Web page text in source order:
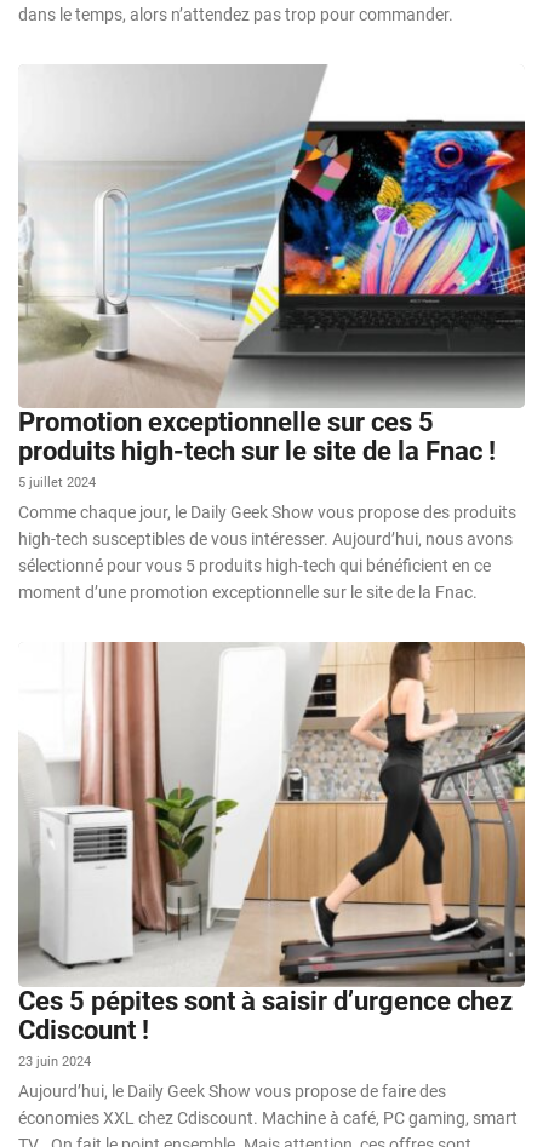
dans le temps, alors n’attendez pas trop pour commander.
Promotion exceptionnelle sur ces 5
produits high-tech sur le site de la Fnac !
5 juillet 2024
Comme chaque jour, le Daily Geek Show vous propose des produits
high-tech susceptibles de vous intéresser. Aujourd’hui, nous avons
sélectionné pour vous 5 produits high-tech qui bénéficient en ce
moment d’une promotion exceptionnelle sur le site de la Fnac.
Ces 5 pépites sont à saisir d’urgence chez
Cdiscount !
23 juin 2024
Aujourd’hui, le Daily Geek Show vous propose de faire des
économies XXL chez Cdiscount. Machine à café, PC gaming, smart